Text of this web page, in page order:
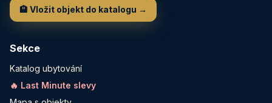
🏨 Vložit objekt do katalogu →
Sekce
Katalog ubytování
🔥 Last Minute slevy